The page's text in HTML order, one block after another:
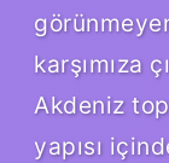
karşımıza
Akdeniz
yapısı